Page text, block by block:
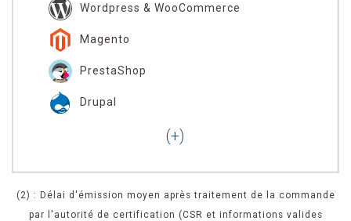
Wordpress & WooCommerce
Magento
PrestaShop
Drupal
(2) : Délai d'émission moyen après traitement de la commande
par l'autorité de certification (CSR et informations valides